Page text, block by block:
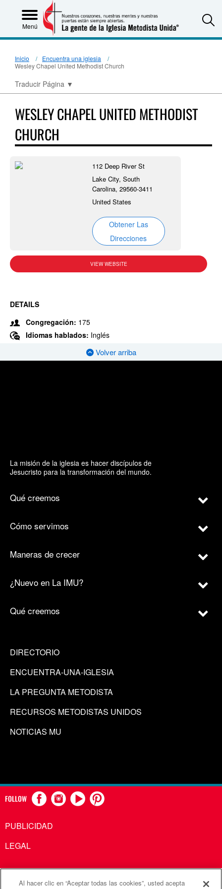
Menú
Inicio
Encuentra una iglesia
Wesley Chapel United Methodist Church
Traducir Página ▼
WESLEY CHAPEL UNITED METHODIST
CHURCH
112 Deep River St
Lake City, South
Carolina, 29560-3411
United States
Obtener Las
Direcciones
VIEW WEBSITE
DETAILS
Congregación: 175
Idiomas hablados: Inglés
Volver arriba
La misión de la iglesia es hacer discípulos de
Jesucristo para la transformación del mundo.
Qué creemos
Cómo servimos
Maneras de crecer
¿Nuevo en La IMU?
Qué creemos
DIRECTORIO
ENCUENTRA-UNA-IGLESIA
LA PREGUNTA METODISTA
RECURSOS METODISTAS UNIDOS
NOTICIAS MU
FOLLOW
PUBLICIDAD
LEGAL
Al hacer clic en “Aceptar todas las cookies”, usted acepta